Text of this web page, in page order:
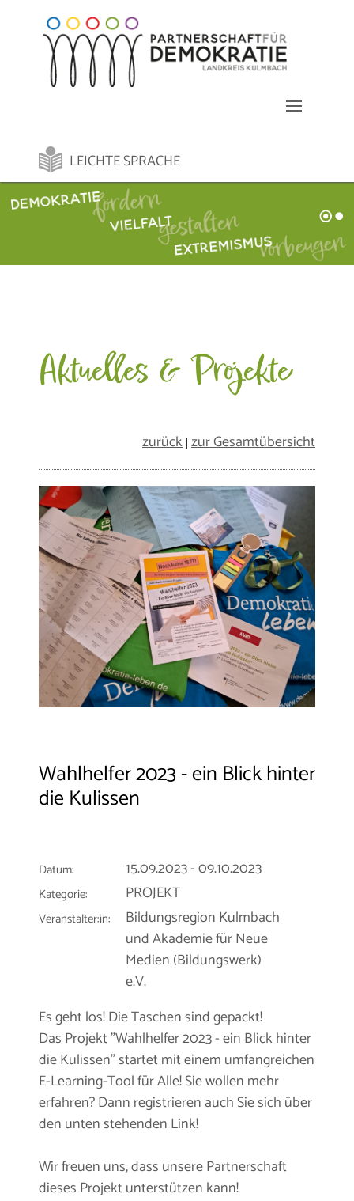
LEICHTE SPRACHE
Aktuelles & Projekte
zurück | zur Gesamtübersicht
Wahlhelfer 2023 - ein Blick hinter
die Kulissen
Datum: 15.09.2023 - 09.10.2023
Kategorie: PROJEKT
Veranstalter:in:
Bildungsregion Kulmbach
und Akademie für Neue
Medien (Bildungswerk)
e.V.
Es geht los! Die Taschen sind gepackt!
Das Projekt "Wahlhelfer 2023 - ein Blick hinter
die Kulissen" startet mit einem umfangreichen
E-Learning-Tool für Alle! Sie wollen mehr
erfahren? Dann registrieren auch Sie sich über
den unten stehenden Link!
Wir freuen uns, dass unsere Partnerschaft
dieses Projekt unterstützen kann!